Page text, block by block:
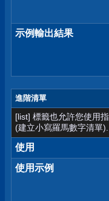
示例輸出結果
進階清單
[list] 標籤也允許您使用
(建立小寫羅馬數字清單).
使用
使用示例